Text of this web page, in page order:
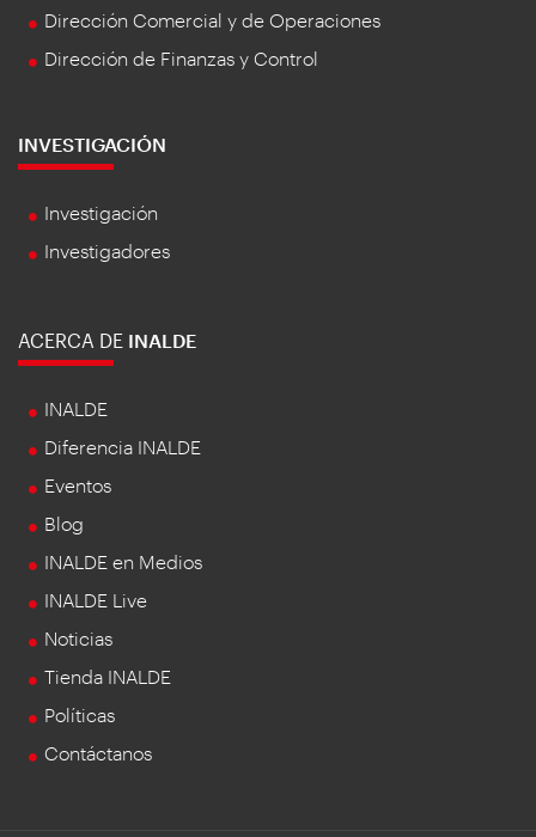
Dirección Comercial y de Operaciones
Dirección de Finanzas y Control
INVESTIGACIÓN
Investigación
Investigadores
ACERCA DE INALDE
INALDE
Diferencia INALDE
Eventos
Blog
INALDE en Medios
INALDE Live
Noticias
Tienda INALDE
Políticas
Contáctanos